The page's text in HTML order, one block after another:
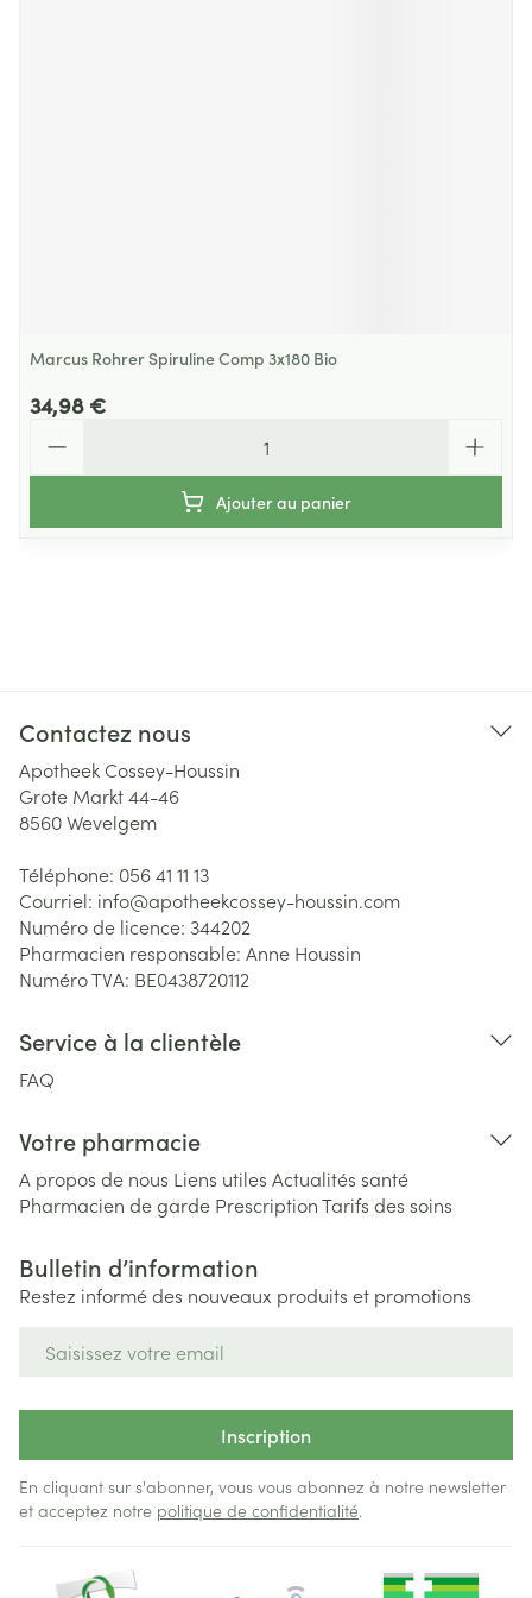
Marcus Rohrer Spiruline Comp 3x180 Bio
34,98 €
Ajouter au panier
Contactez nous
Apotheek Cossey-Houssin
Grote Markt 44-46
8560Wevelgem
Téléphone: 056 41 11 13
Courriel: info@apotheekcossey-houssin.com
Numéro de licence: 344202
Pharmacien responsable: Anne Houssin
Numéro TVA: BE0438720112
Service à la clientèle
FAQ
Votre pharmacie
A propos de nous Liens utiles Actualités santé
Pharmacien de garde PrescriptionTarifs des soins
Bulletin d’information
Restez informé des nouveaux produits et promotions
Inscription
En cliquant sur s'abonner, vous vous abonnez à notre newsletter
et acceptez notre politique de confidentialité.